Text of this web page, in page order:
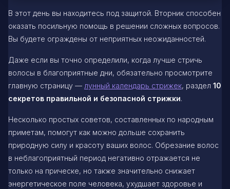
В этот день вы находитесь под защитой. Вторник способен
оказать посильную помощь в решении сложных вопросов.
Вы будете ограждены от неприятных неожиданностей.
Даже если вы точно определили, когда лучше стричь
волосы в благоприятные дни, обязательно просмотрите
главную страницу — лунный календарь стрижек, раздел 10
секретов правильной и безопасной стрижки.
Несколько простых советов, составленных по народным
приметам, помогут как можно дольше сохранить
природную силу и красоту ваших волос. Обрезание волос
в неблагоприятный период негативно отражается не
только на прическе, но также значительно снижает
энергетическое поле человека, ухудшает здоровье и